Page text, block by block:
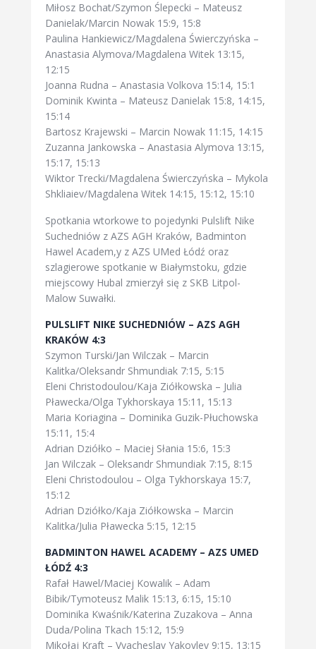
Miłosz Bochat/Szymon Ślepecki – Mateusz
Danielak/Marcin Nowak 15:9, 15:8
Paulina Hankiewicz/Magdalena Świerczyńska –
Anastasia Alymova/Magdalena Witek 13:15,
12:15
Joanna Rudna – Anastasia Volkova 15:14, 15:1
Dominik Kwinta – Mateusz Danielak 15:8, 14:15,
15:14
Bartosz Krajewski – Marcin Nowak 11:15, 14:15
Zuzanna Jankowska – Anastasia Alymova 13:15,
15:17, 15:13
Wiktor Trecki/Magdalena Świerczyńska – Mykola
Shkliaiev/Magdalena Witek 14:15, 15:12, 15:10
Spotkania wtorkowe to pojedynki Pulslift Nike
Suchedniów z AZS AGH Kraków, Badminton
Hawel Academ,y z AZS UMed Łódź oraz
szlagierowe spotkanie w Białymstoku, gdzie
miejscowy Hubal zmierzył się z SKB Litpol-
Malow Suwałki.
PULSLIFT NIKE SUCHEDNIÓW – AZS AGH
KRAKÓW 4:3
Szymon Turski/Jan Wilczak – Marcin
Kalitka/Oleksandr Shmundiak 7:15, 5:15
Eleni Christodoulou/Kaja Ziółkowska – Julia
Pławecka/Olga Tykhorskaya 15:11, 15:13
Maria Koriagina – Dominika Guzik-Płuchowska
15:11, 15:4
Adrian Dziółko – Maciej Słania 15:6, 15:3
Jan Wilczak – Oleksandr Shmundiak 7:15, 8:15
Eleni Christodoulou – Olga Tykhorskaya 15:7,
15:12
Adrian Dziółko/Kaja Ziółkowska – Marcin
Kalitka/Julia Pławecka 5:15, 12:15
BADMINTON HAWEL ACADEMY – AZS UMED
ŁÓDŹ 4:3
Rafał Hawel/Maciej Kowalik – Adam
Bibik/Tymoteusz Malik 15:13, 6:15, 15:10
Dominika Kwaśnik/Katerina Zuzakova – Anna
Duda/Polina Tkach 15:12, 15:9
Mikołaj Kraft – Vyacheslav Yakovlev 9:15, 13:15